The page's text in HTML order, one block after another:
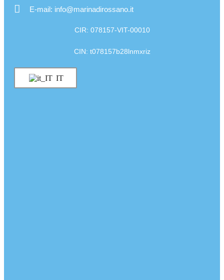
E-mail: info@marinadirossano.it
CIR: 078157-VIT-00010
CIN: t078157b28lnmxriz
IT